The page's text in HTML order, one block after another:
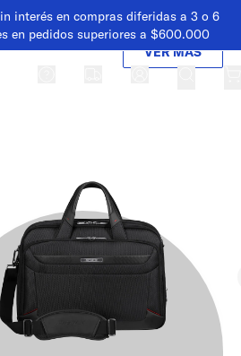
interés en compras diferidas a 3 o 6
en pedidos superiores a $600.000
VER MÁS